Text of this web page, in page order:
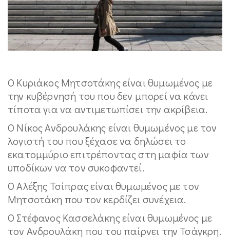
Ο Κυριάκος Μητσοτάκης είναι θυμωμένος με
την κυβέρνησή του που δεν μπορεί να κάνει
τίποτα για να αντιμετωπίσει την ακρίβεια.
Ο Νίκος Ανδρουλάκης είναι θυμωμένος με τον
λογιστή του που ξέχασε να δηλώσει το
εκατομμύριο επιτρέποντας στη μαφία των
υποδίκων να τον συκοφαντεί.
Ο Αλέξης Τσίπρας είναι θυμωμένος με τον
Μητσοτάκη που τον κερδίζει συνέχεια.
Ο Στέφανος Κασσελάκης είναι θυμωμένος με
τον Ανδρουλάκη που του παίρνει την Τσάγκρη.